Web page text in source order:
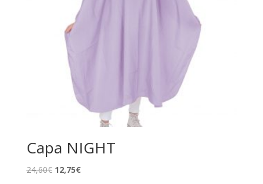
Capa NIGHT
24,60€ El
12,75€El